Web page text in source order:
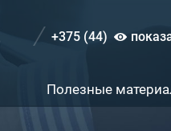
+375 (44)
Полезные